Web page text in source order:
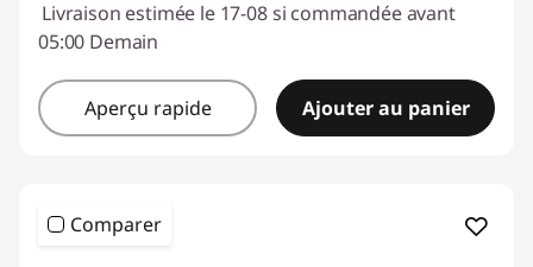
Livraison estimée le 17-08 si commandée avant
05:00 Demain
Aperçu rapide Ajouter au panier
Comparer